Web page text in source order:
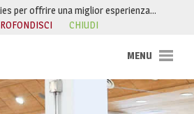
per offrire una miglior esperienza…
CHIUDI